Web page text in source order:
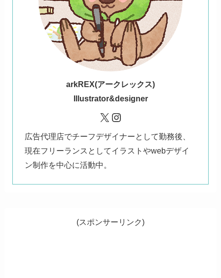
arkREX(アークレックス)
Illustrator&designer
X Instagram
広告代理店でチーフデザイナーとして勤務後、
現在フリーランスとしてイラストやwebデザイ
ン制作を中心に活動中。
(スポンサーリンク)